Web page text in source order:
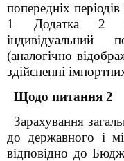
попередніх
1 Додатка 2
індивідуальний
(аналогічно
здійсненні
Щодо питання 2
Зарахування
до державного і
відповідно до